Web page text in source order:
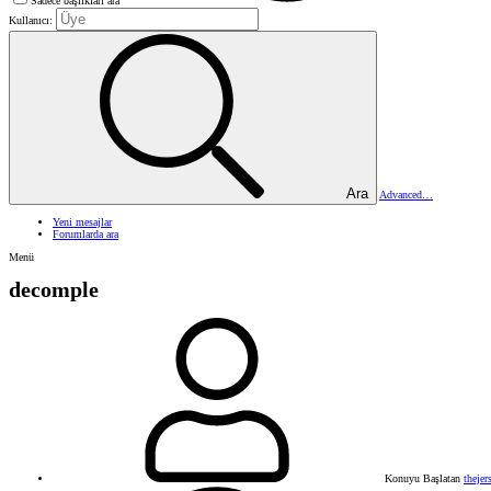
Kullanıcı:
Ara Advanced…
Yeni mesajlar
Forumlarda ara
Menü
decomple
Konuyu Başlatan